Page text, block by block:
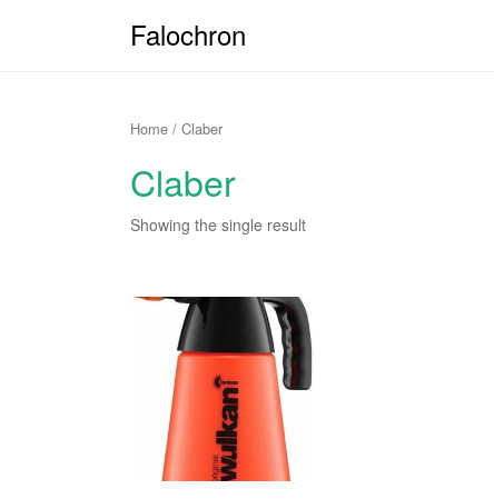
Falochron
Home / Claber
Claber
Showing the single result